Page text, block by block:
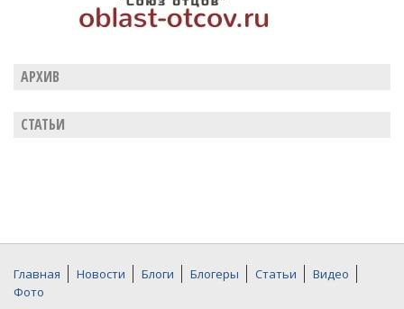
АРХИВ
СТАТЬИ
Главная Новости Блоги Блогеры Статьи
Видео
Фото